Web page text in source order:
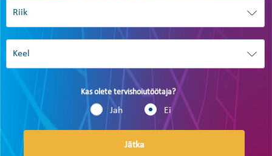
Kas olete tervishoiutöötaja?
Jah Ei
Jätka